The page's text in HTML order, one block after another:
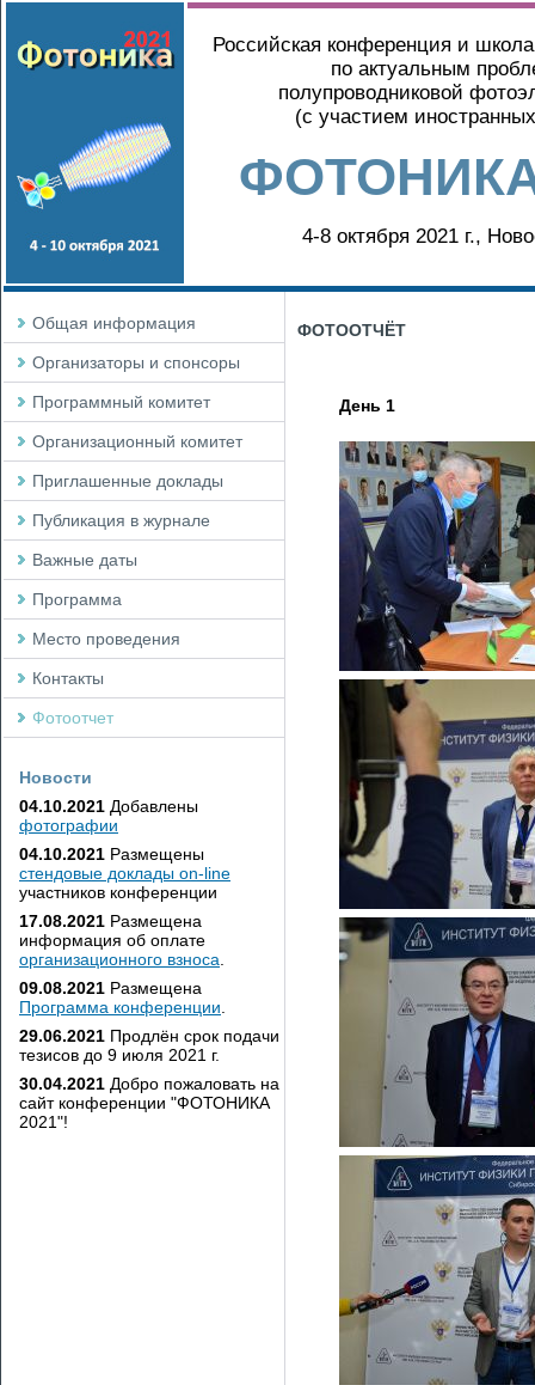
Российская конференция и
по актуальным
полупроводниковой
(с участием
ФОТОНИКА
4-8 октября 2021 г.,
Общая информация
Организаторы и спонсоры
Программный комитет
Организационный комитет
Приглашенные доклады
Публикация в журнале
Важные даты
Программа
Место проведения
Контакты
Фотоотчет
Новости
04.10.2021 Добавлены
фотографии
04.10.2021 Размещены
стендовые доклады on-line
участников конференции
17.08.2021 Размещена
информация об оплате
организационного взноса
09.08.2021 Размещена
Программа конференции
29.06.2021 Продлён срок подачи
тезисов до 9 июля 2021 г.
30.04.2021 Добро пожаловать на
сайт конференции "ФОТОНИКА
2021"!
ФОТООТЧЁТ
День 1